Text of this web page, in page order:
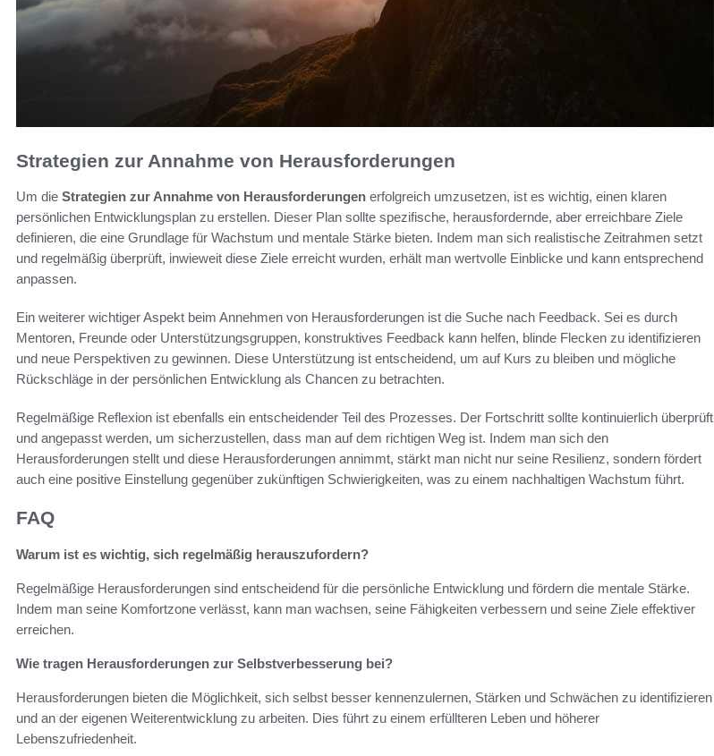
Strategien zur Annahme von Herausforderungen
Um die Strategien zur Annahme von Herausforderungen erfolgreich umzusetzen, ist es wichtig, einen klaren
persönlichen Entwicklungsplan zu erstellen. Dieser Plan sollte spezifische, herausfordernde, aber erreichbare Ziele
definieren, die eine Grundlage für Wachstum und mentale Stärke bieten. Indem man sich realistische Zeitrahmen setzt
und regelmäßig überprüft, inwieweit diese Ziele erreicht wurden, erhält man wertvolle Einblicke und kann entsprechend
anpassen.
Ein weiterer wichtiger Aspekt beim Annehmen von Herausforderungen ist die Suche nach Feedback. Sei es durch
Mentoren, Freunde oder Unterstützungsgruppen, konstruktives Feedback kann helfen, blinde Flecken zu identifizieren
und neue Perspektiven zu gewinnen. Diese Unterstützung ist entscheidend, um auf Kurs zu bleiben und mögliche
Rückschläge in der persönlichen Entwicklung als Chancen zu betrachten.
Regelmäßige Reflexion ist ebenfalls ein entscheidender Teil des Prozesses. Der Fortschritt sollte kontinuierlich überprüft
und angepasst werden, um sicherzustellen, dass man auf dem richtigen Weg ist. Indem man sich den
Herausforderungen stellt und diese Herausforderungen annimmt, stärkt man nicht nur seine Resilienz, sondern fördert
auch eine positive Einstellung gegenüber zukünftigen Schwierigkeiten, was zu einem nachhaltigen Wachstum führt.
FAQ
Warum ist es wichtig, sich regelmäßig herauszufordern?
Regelmäßige Herausforderungen sind entscheidend für die persönliche Entwicklung und fördern die mentale Stärke.
Indem man seine Komfortzone verlässt, kann man wachsen, seine Fähigkeiten verbessern und seine Ziele effektiver
erreichen.
Wie tragen Herausforderungen zur Selbstverbesserung bei?
Herausforderungen bieten die Möglichkeit, sich selbst besser kennenzulernen, Stärken und Schwächen zu identifizieren
und an der eigenen Weiterentwicklung zu arbeiten. Dies führt zu einem erfüllteren Leben und höherer
Lebenszufriedenheit.